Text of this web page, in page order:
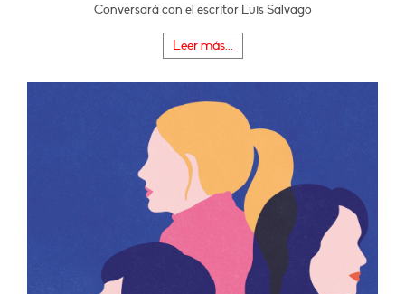
Conversará con el escritor Luis Salvago
Leer más...